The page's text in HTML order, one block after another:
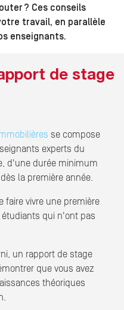
? Ces conseils
travail, en parallèle
enseignants.
de stage
se compose
experts du
d'une durée minimum
la première année.
faire vivre une première
qui n'ont pas
un rapport de stage
que vous avez
théoriques